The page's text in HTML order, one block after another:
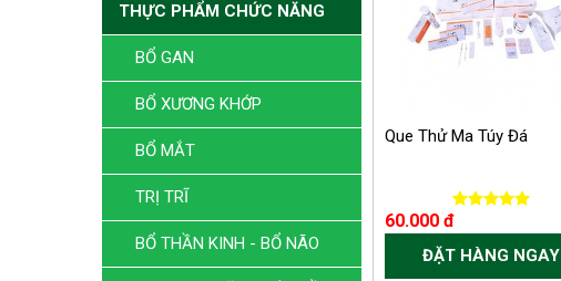
Que Thử Ma Túy Đá
60.000 đ
ĐẶT HÀNG NGAY
THỰC PHẨM CHỨC NĂNG
BỔ GAN
BỔ XƯƠNG KHỚP
BỔ MẮT
TRỊ TRĨ
BỔ THẦN KINH - BỔ NÃO